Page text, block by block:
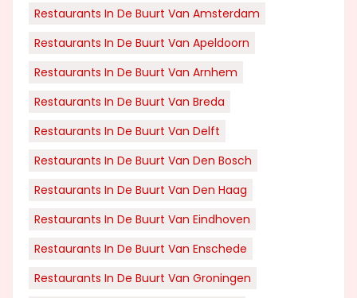
Restaurants In De Buurt Van Amsterdam
Restaurants In De Buurt Van Apeldoorn
Restaurants In De Buurt Van Arnhem
Restaurants In De Buurt Van Breda
Restaurants In De Buurt Van Delft
Restaurants In De Buurt Van Den Bosch
Restaurants In De Buurt Van Den Haag
Restaurants In De Buurt Van Eindhoven
Restaurants In De Buurt Van Enschede
Restaurants In De Buurt Van Groningen